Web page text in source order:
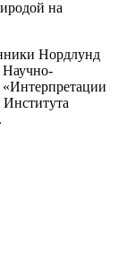
на
Нордлунд
Научно-